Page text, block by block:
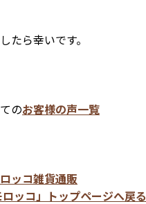
たら幸いです。
のお客様の声一覧
ッコ雑貨通販
ロッコ」トップページへ戻る